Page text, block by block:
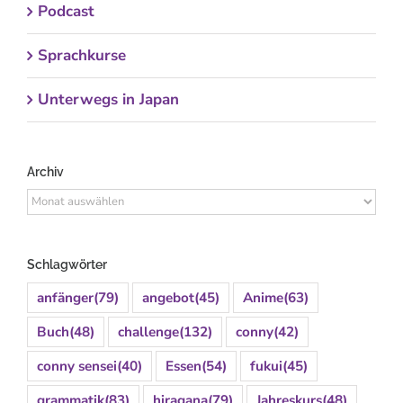
Podcast
Sprachkurse
Unterwegs in Japan
Archiv
Archiv
Schlagwörter
anfänger(79) angebot(45) Anime(63)
Buch(48) challenge(132) conny(42)
conny sensei(40) Essen(54) fukui(45)